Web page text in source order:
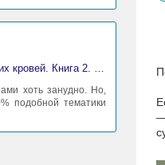
—
Дикарь королевских кровей. Книга 2. Леди-фаворитка - Анна Сергеевна Гаврилова
хоть занудно. Но,
подобной тематики